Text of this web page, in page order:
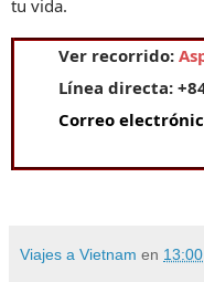
tu vida.
Ver recorrido:
Línea directa:
Correo
Viajes a Vietnam en 13:00